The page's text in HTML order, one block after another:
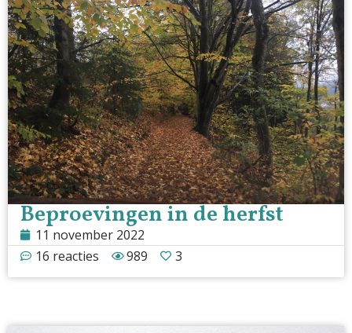
Beproevingen in de herfst
11 november 2022
16 reacties
989 3